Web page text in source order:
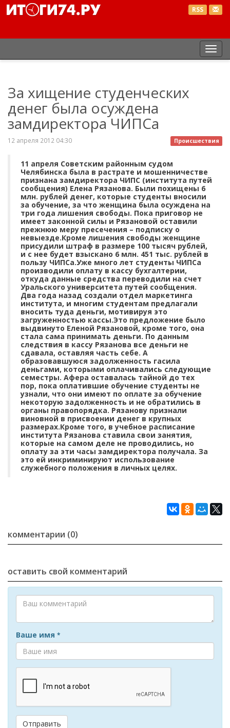
RSS
За хищение студенческих
денег была осуждена
замдиректора ЧИПСа
Происшествия
12 апреля 2012 04:30
11 апреля Советским районным судом
Челябинска была в растрате и мошенничестве
признана замдиректора ЧИПС (института путей
сообщения) Елена Рязанова. Были похищены 6
млн. рублей денег, которые студенты вносили
за обучение, за что женщина была осуждена на
три года лишения свободы. Пока приговор не
имеет законной силы и Рязановой оставили
прежнюю меру пресечения – подписку о
невыезде.Кроме лишения свободы женщине
присудили штраф в размере 100 тысяч рублей,
и с нее будет взыскано 6 млн. 451 тыс. рублей в
пользу ЧИПСа.Уже много лет студенты ЧИПСа
производили оплату в кассу бухгалтерии,
откуда данные средства переводили на счет
Уральского университета путей сообщения.
Два года назад создали отдел маркетинга
института, и многим студентам предлагали
вносить туда деньги, мотивируя это
загруженностью кассы.Это предложение было
выдвинуто Еленой Рязановой, кроме того, она
стала сама принимать деньги. По данным
следствия в кассу Рязанова все деньги не
сдавала, оставляя часть себе. А
образовавшуюся задолженность гасила
деньгами, которыми оплачивались следующие
семестры. Афера оставалась тайной до тех
пор, пока оплатившие обучение студенты не
узнали, что они имеют по оплате за обучение
некоторую задолженность и не обратились в
органы правопорядка. Рязанову признали
виновной в присвоении денег в крупных
размерах.Кроме того, в учебное расписание
института Рязанова ставила свои занятия,
которые на самом деле не проводились, но
оплату за эти часы замдиректора получала. За
это ей инкриминируют использование
служебного положения в личных целях.
комментарии (0)
оставить свой комментарий
Ваше имя *
Отправить